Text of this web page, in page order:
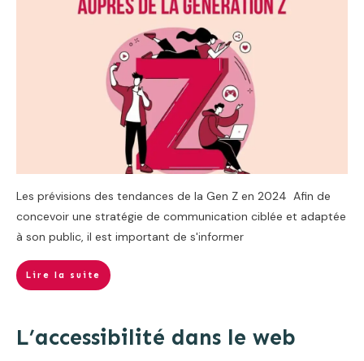
Les prévisions des tendances de la Gen Z en 2024 Afin de
concevoir une stratégie de communication ciblée et adaptée
à son public, il est important de s'informer
Lire la suite
L’accessibilité dans le web